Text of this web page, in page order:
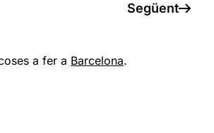
Següent
a fer a Barcelona.